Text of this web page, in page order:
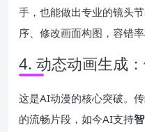
手，也能做出专业的镜头
序、修改画面构图，容错率
4. 动态动画生成
这是AI动漫的核心突破。
的流畅片段，如今AI支持